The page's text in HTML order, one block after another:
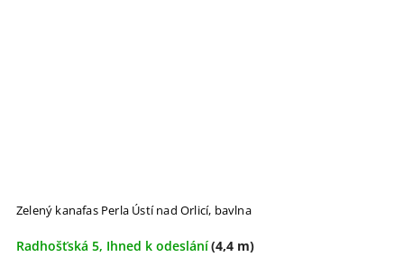
Zelený kanafas Perla Ústí nad Orlicí, bavlna
Radhošťská 5, Ihned k odeslání(4,4 m)